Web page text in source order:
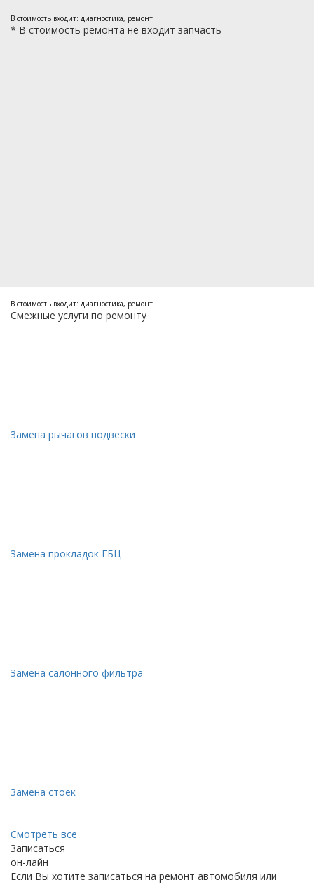
В стоимость входит: диагностика, ремонт
* В стоимость ремонта не входит запчасть
В стоимость входит: диагностика, ремонт
Смежные услуги по ремонту
Замена рычагов подвески
Замена прокладок ГБЦ
Замена салонного фильтра
Замена стоек
Смотреть все
Записаться
он-лайн
Если Вы хотите записаться на ремонт автомобиля или